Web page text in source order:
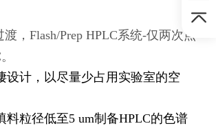
渡，Flash/Prep HPLC系统-仅两次点
设计，以尽量少占用实验室的空
料粒径低至5 um制备HPLC的色谱